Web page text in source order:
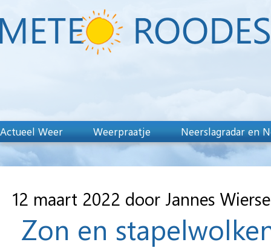
Actueel Weer Weerpraatje Neerslagradar en
12 maart 2022 door Jannes
Zon en